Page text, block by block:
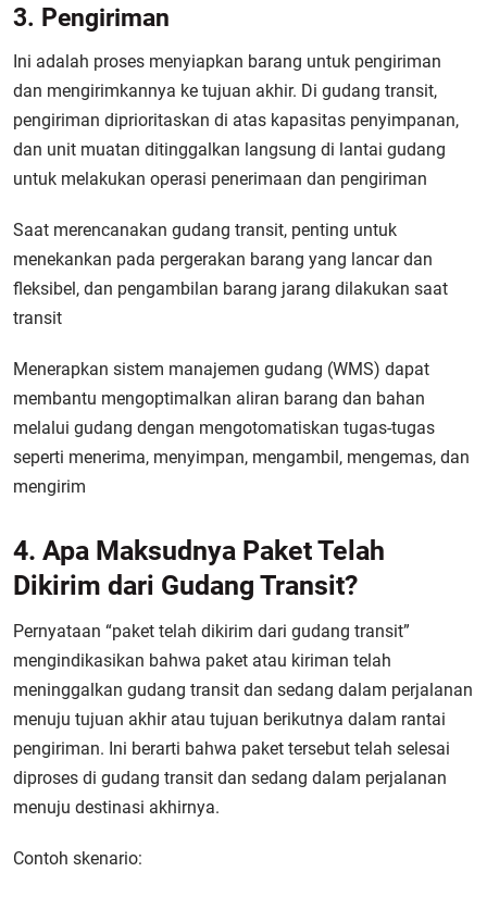
3. Pengiriman
Ini adalah proses menyiapkan barang untuk pengiriman
dan mengirimkannya ke tujuan akhir. Di gudang transit,
pengiriman diprioritaskan di atas kapasitas penyimpanan,
dan unit muatan ditinggalkan langsung di lantai gudang
untuk melakukan operasi penerimaan dan pengiriman
Saat merencanakan gudang transit, penting untuk
menekankan pada pergerakan barang yang lancar dan
fleksibel, dan pengambilan barang jarang dilakukan saat
transit
Menerapkan sistem manajemen gudang (WMS) dapat
membantu mengoptimalkan aliran barang dan bahan
melalui gudang dengan mengotomatiskan tugas-tugas
seperti menerima, menyimpan, mengambil, mengemas, dan
mengirim
4. Apa Maksudnya Paket Telah
Dikirim dari Gudang Transit?
Pernyataan “paket telah dikirim dari gudang transit”
mengindikasikan bahwa paket atau kiriman telah
meninggalkan gudang transit dan sedang dalam perjalanan
menuju tujuan akhir atau tujuan berikutnya dalam rantai
pengiriman. Ini berarti bahwa paket tersebut telah selesai
diproses di gudang transit dan sedang dalam perjalanan
menuju destinasi akhirnya.
Contoh skenario: